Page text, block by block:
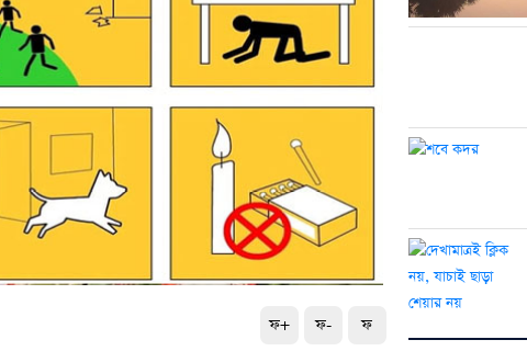
ফ+ ফ- ফ